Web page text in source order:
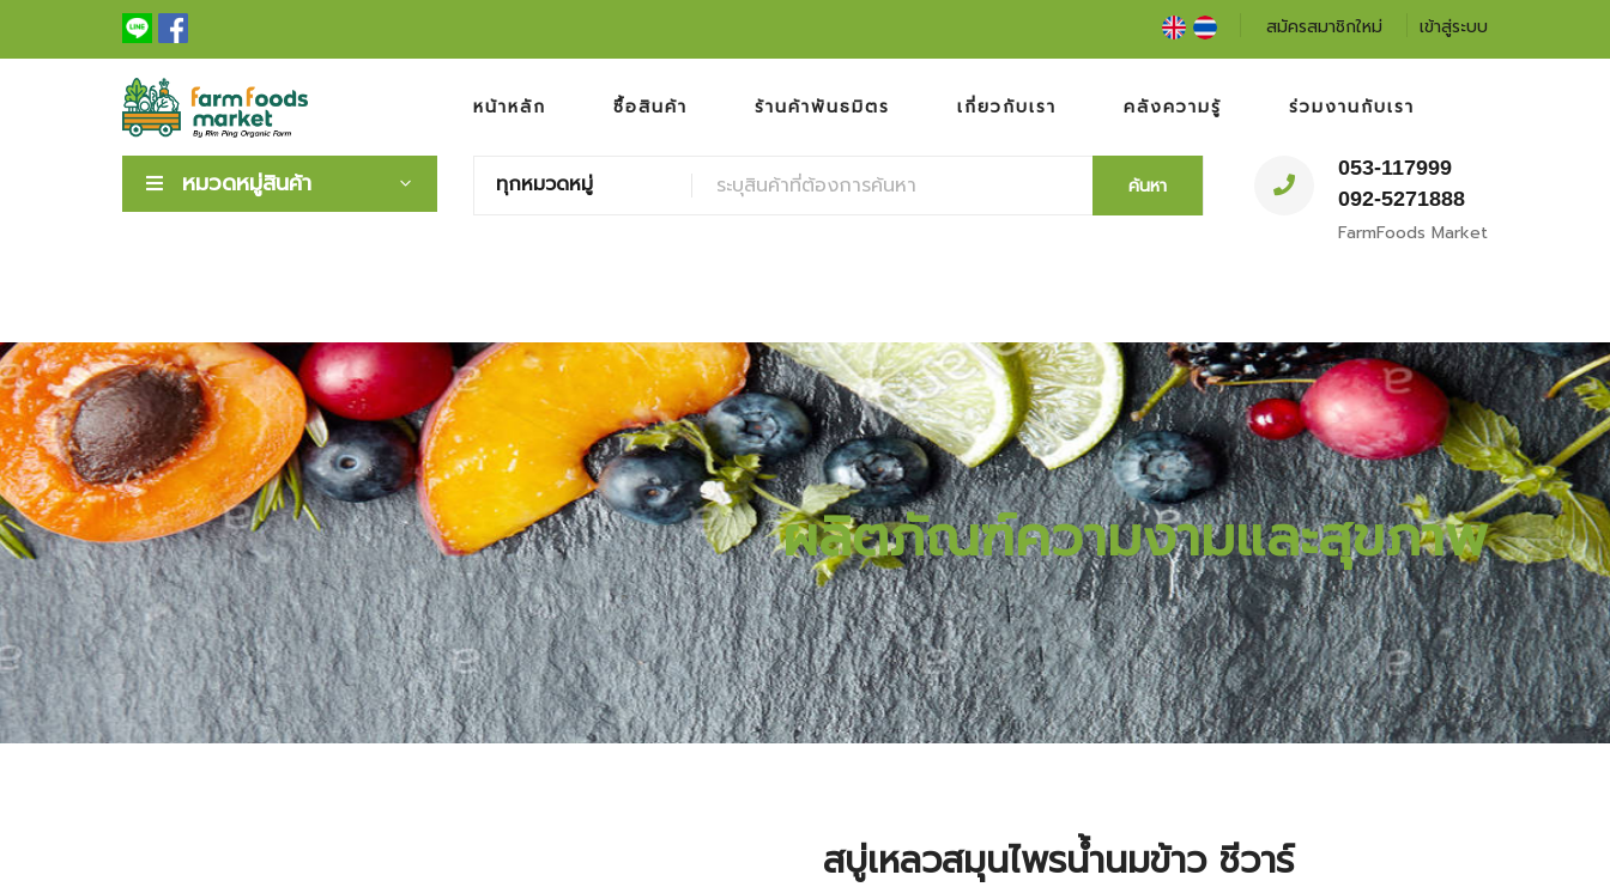
สมัครสมาชิกใหม่ เข้าสู่ระบบ
หน้าหลัก ซื้อสินค้า ร้านค้าพันธมิตร เกี่ยวกับเรา คลังความรู้ ร่วมงานกับเรา
หมวดหมู่สินค้า ทุกหมวดหมู่ ค้นหา
053-117999
092-5271888
FarmFoods Market
ผลิตภัณฑ์ความงามและสุขภาพ
สบู่เหลวสมุนไพรน้ำนมข้าว ชีวาร์